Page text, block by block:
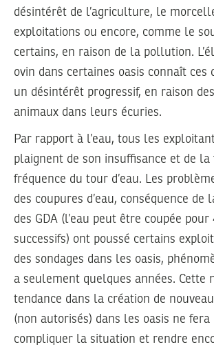
désintérêt de l’agriculture, le
exploitations ou encore, comme le
certains, en raison de la pollution.
ovin dans certaines oasis connaît ces
un désintérêt progressif, en raison
animaux dans leurs écuries.
Par rapport à l’eau, tous les
plaignent de son insuffisance et de la
fréquence du tour d’eau. Les
des coupures d’eau, conséquence de
des GDA (l’eau peut être coupée pour
successifs) ont poussé certains
des sondages dans les oasis,
a seulement quelques années. Cette
tendance dans la création de
(non autorisés) dans les oasis ne fera
compliquer la situation et rendre